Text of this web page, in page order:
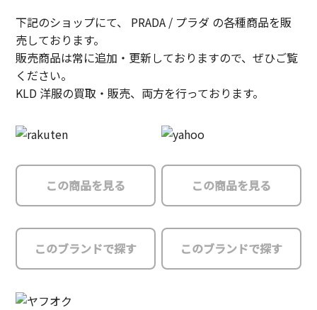
下記のショップにて、 PRADA / プラダ の各種商品を販
売しております。
販売商品は常に追加・更新しておりますので、ぜひご覧
ください。
KLD 洋服の買取・販売、両方を行っております。
この商品を見る
このブランドで探す
この商品を見る
このブランドで探す